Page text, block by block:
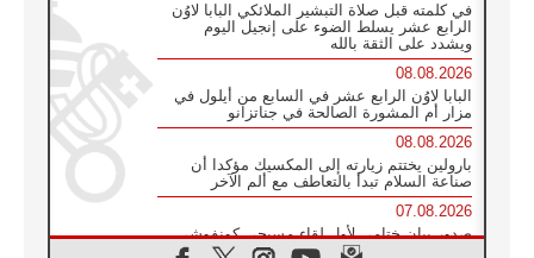
في كلمته قبل صلاة التبشير الملائكي البابا لاوُن
الرابع عشر يسلط الضوء على إنجيل اليوم
ويشدد على الثقة بالله
08.08.2026
البابا لاوُن الرابع عشر في السابع من أيلول في
مزار أم المشورة الصالحة في جناتزانو
08.08.2026
بارولين يختتم زيارته إلى المكسيك مؤكدا أن
صناعة السلام تبدأ بالتعاطف مع ألم الآخر
07.08.2026
صدور بيان ختامي لأول لقاء مسيحي كونفوشي
بمشاركة الدائرة الفاتيكانية للحوار بين الأديان